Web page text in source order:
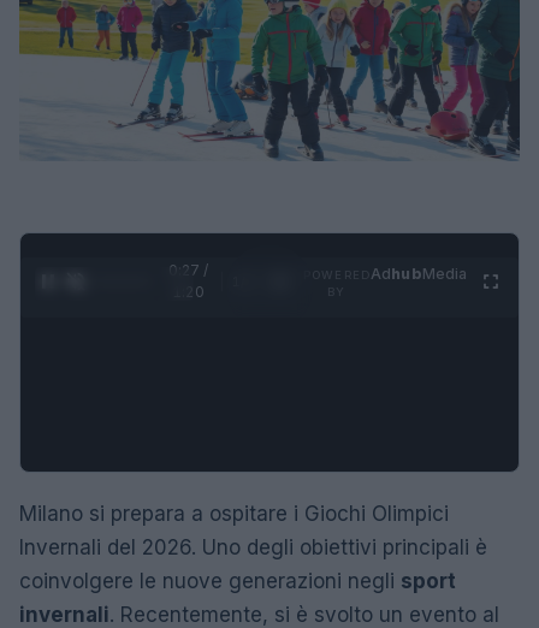
0:28 /
1:20
AdhubMedia
Milano si prepara a ospitare i Giochi Olimpici
Invernali del 2026. Uno degli obiettivi principali è
coinvolgere le nuove generazioni negli sport
invernali. Recentemente, si è svolto un evento al